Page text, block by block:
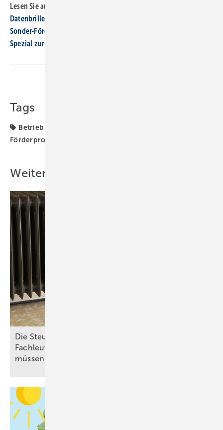
Lesen Sie auch:
Datenbrille und Exoskelett auf der Baustelle einsetzen
Sonder-Förderung für Wärmepumpe im Bestand geplant
Spezial zur Digitalisierung
Tags
Betrieb + Organisation
Förderprogramm
Weitere Inhalte
Di e Steuererklärung der Heizungswelt: Was SHK-
Fachleute zum hydraulischen Abgleich wissen
müssen